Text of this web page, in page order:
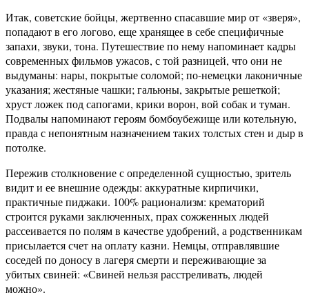
Итак, советские бойцы, жертвенно спасавшие мир от «зверя»,
попадают в его логово, еще хранящее в себе специфичные
запахи, звуки, тона. Путешествие по нему напоминает кадры
современных фильмов ужасов, с той разницей, что они не
выдуманы: нары, покрытые соломой; по-немецки лаконичные
указания; жестяные чашки; гальюны, закрытые решеткой;
хруст ложек под сапогами, крики ворон, вой собак и туман.
Подвалы напоминают героям бомбоубежище или котельную,
правда с непонятным назначением таких толстых стен и дыр в
потолке.
Пережив столкновение с определенной сущностью, зритель
видит и ее внешние одежды: аккуратные кирпичики,
практичные пиджаки. 100% рационализм: крематорий
строится руками заключенных, прах сожженных людей
рассеивается по полям в качестве удобрений, а родственникам
присылается счет на оплату казни. Немцы, отправлявшие
соседей по доносу в лагеря смерти и переживающие за
убитых свиней: «Свиней нельзя расстреливать, людей
можно».